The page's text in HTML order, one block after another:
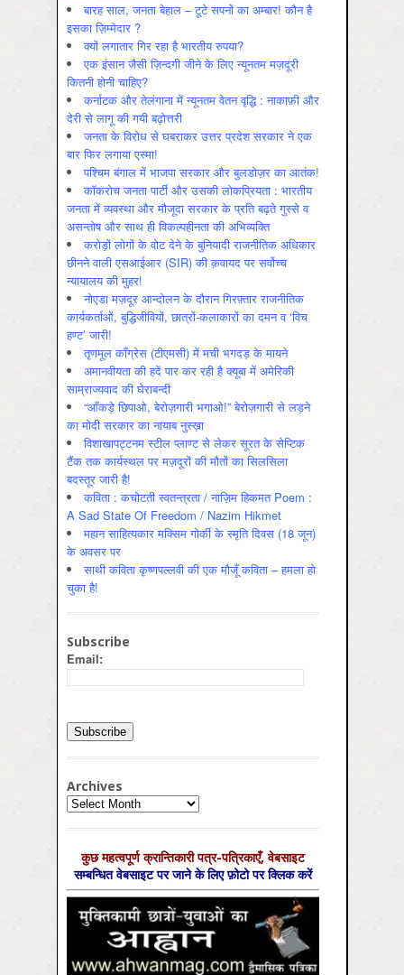
बारह साल, जनता बेहाल – टूटे सपनों का अम्बार! कौन है
इसका ज़िम्मेदार ?
क्यों लगातार गिर रहा है भारतीय रुपया?
एक इंसान जैसी ज़िन्दगी जीने के लिए न्यूनतम मज़दूरी
कितनी होनी चाहिए?
कर्नाटक और तेलंगाना में न्यूनतम वेतन वृद्धि : नाकाफ़ी और
देरी से लागू की गयी बढ़ोत्तरी
जनता के विरोध से घबराकर उत्तर प्रदेश सरकार ने एक
बार फिर लगाया एस्मा!
पश्चिम बंगाल में भाजपा सरकार और बुलडोज़र का आतंक!
कॉकरोच जनता पार्टी और उसकी लोकप्रियता : भारतीय
जनता में व्‍यवस्‍था और मौजूदा सरकार के प्रति बढ़ते गुस्‍से व
असन्‍तोष और साथ ही विकल्‍पहीनता की अभिव्‍यक्ति
करोड़ों लोगों के वोट देने के बुनियादी राजनीतिक अधिकार
छीनने वाली एसआईआर (SIR) की क़वायद पर सर्वोच्च
न्यायालय की मुहर!
नोएडा मज़दूर आन्दोलन के दौरान गिरफ़्तार राजनीतिक
कार्यकर्ताओं, बुद्धिजीवियों, छात्रों-कलाकारों का दमन व ‘विच
हण्ट’ जारी!
तृणमूल काँग्रेस (टीएमसी) में मची भगदड़ के मायने
अमानवीयता की हदें पार कर रही है क्यूबा में अमेरिकी
साम्राज्यवाद की घेराबन्दी
“आँकड़े छिपाओ, बेरोज़गारी भगाओ!” बेरोज़गारी से लड़ने
का मोदी सरकार का नायाब नुस्ख़ा
विशाखापट्टनम स्टील प्लाण्ट से लेकर सूरत के सेप्टिक
टैंक तक कार्यस्थल पर मज़दूरों की मौतों का सिलसिला
बदस्तूर जारी है!
कविता : कचोटती स्वतन्त्रता / नाज़िम हिकमत Poem :
A Sad State Of Freedom / Nazim Hikmet
महान साहित्यकार मक्सिम गोर्की के स्मृति दिवस (18 जून)
के अवसर पर
साथी कविता कृष्णपल्लवी की एक मौजूँ कविता – हमला हो
चुका है!
Subscribe
Email:
Archives
Archives
कुछ महत्‍वपूर्ण क्रान्तिकारी पत्र-पत्रिकाएँ, वेबसाइट
सम्‍बन्धित वेबसाइट पर जाने के लिए फ़ोटो पर क्लिक करें